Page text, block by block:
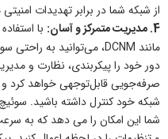
از شبکه شما در برابر تهدیدات
4. مدیریت متمرکز و آسان:
با
دور خود را پیکربندی، نظارت و
صرفه‌جویی قابل‌توجهی خواهد کرد و
شما این امکان را می دهد که به